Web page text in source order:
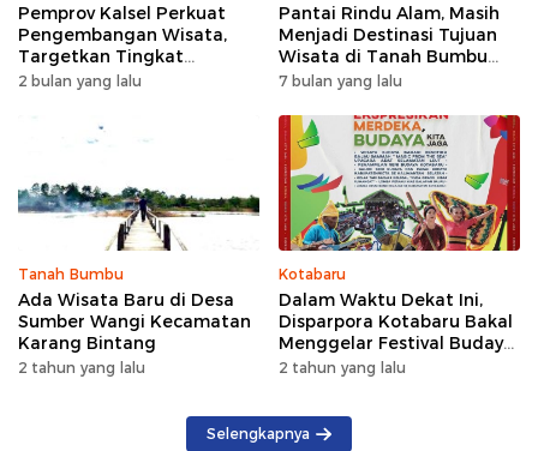
Pemprov Kalsel Perkuat
Pengembangan Wisata,
Targetkan Tingkat
Kunjungan Naik 5 Persen di
2 bulan yang lalu
Pantai Rindu Alam, Masih
Menjadi Destinasi Tujuan
Wisata di Tanah Bumbu
dengan Rindangnya Pohon
7 bulan yang lalu
Tanah Bumbu
Ada Wisata Baru di Desa
Sumber Wangi Kecamatan
Karang Bintang
2 tahun yang lalu
Kotabaru
Dalam Waktu Dekat Ini,
Disparpora Kotabaru Bakal
Menggelar Festival Budaya
Saijaan 2024
2 tahun yang lalu
Selengkapnya